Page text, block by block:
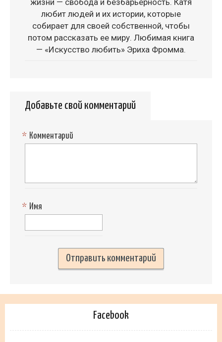
любит людей и их истории, которые
собирает для своей собственной, чтобы
потом рассказать ее миру. Любимая книга
— «Искусство любить» Эриха Фромма.
Добавьте свой комментарий
Комментарий
*
Имя
*
Facebook